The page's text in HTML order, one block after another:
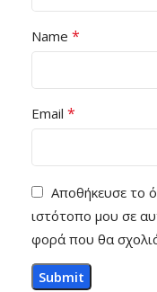
Name *
Email *
Αποθήκευσε το
ιστότοπο μου σε
φορά που θα